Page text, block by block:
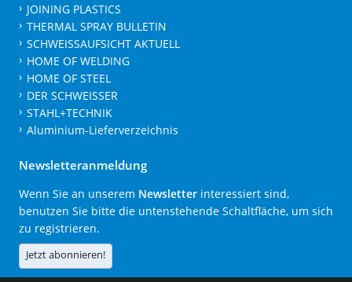
JOINING PLASTICS
THERMAL SPRAY BULLETIN
SCHWEISSAUFSICHT AKTUELL
HOME OF WELDING
HOME OF STEEL
DER SCHWEISSER
STAHL+TECHNIK
Aluminium-Lieferverzeichnis
Newsletteranmeldung
Wenn Sie an unserem Newsletter interessiert sind,
benutzen Sie bitte die untenstehende Schaltfläche, um sich
zu registrieren.
Jetzt abonnieren!